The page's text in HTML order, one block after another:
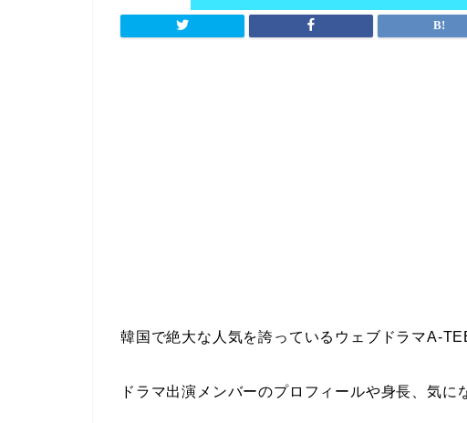
韓国で絶大な人気を誇っているウェブドラマA-
ドラマ出演メンバーのプロフィールや身長、気に